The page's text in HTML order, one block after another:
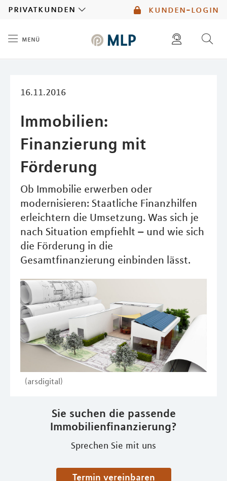
kunden-login
privatkunden
menü
16.11.2016
Immobilien:
Finanzierung mit
Förderung
Ob Immobilie erwerben oder
modernisieren: Staatliche Finanzhilfen
erleichtern die Umsetzung. Was sich je
nach Situation empfiehlt – und wie sich
die Förderung in die
Gesamtfinanzierung einbinden lässt.
(arsdigital)
Sie suchen die passende
Immobilienfinanzierung?
Sprechen Sie mit uns
Termin vereinbaren